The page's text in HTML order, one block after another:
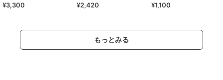
ィープリペア
¥3,300
ｇ（トリートメント）
¥2,420 ¥1,100
もっとみる